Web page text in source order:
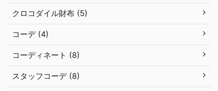
クロコダイル財布 (5)
コーデ (4)
コーディネート (8)
スタッフコーデ (8)